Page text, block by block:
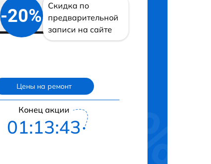
-20%
Скидка по
предварительной
записи на сайте
Цены на ремонт
Конец акции
01:13:42